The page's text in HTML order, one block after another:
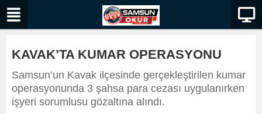
KAVAK’TA KUMAR OPERASYONU
Samsun’un Kavak ilçesinde gerçekleştirilen kumar
operasyonunda 3 şahsa para cezası uygulanırken
işyeri sorumlusu gözaltına alındı.